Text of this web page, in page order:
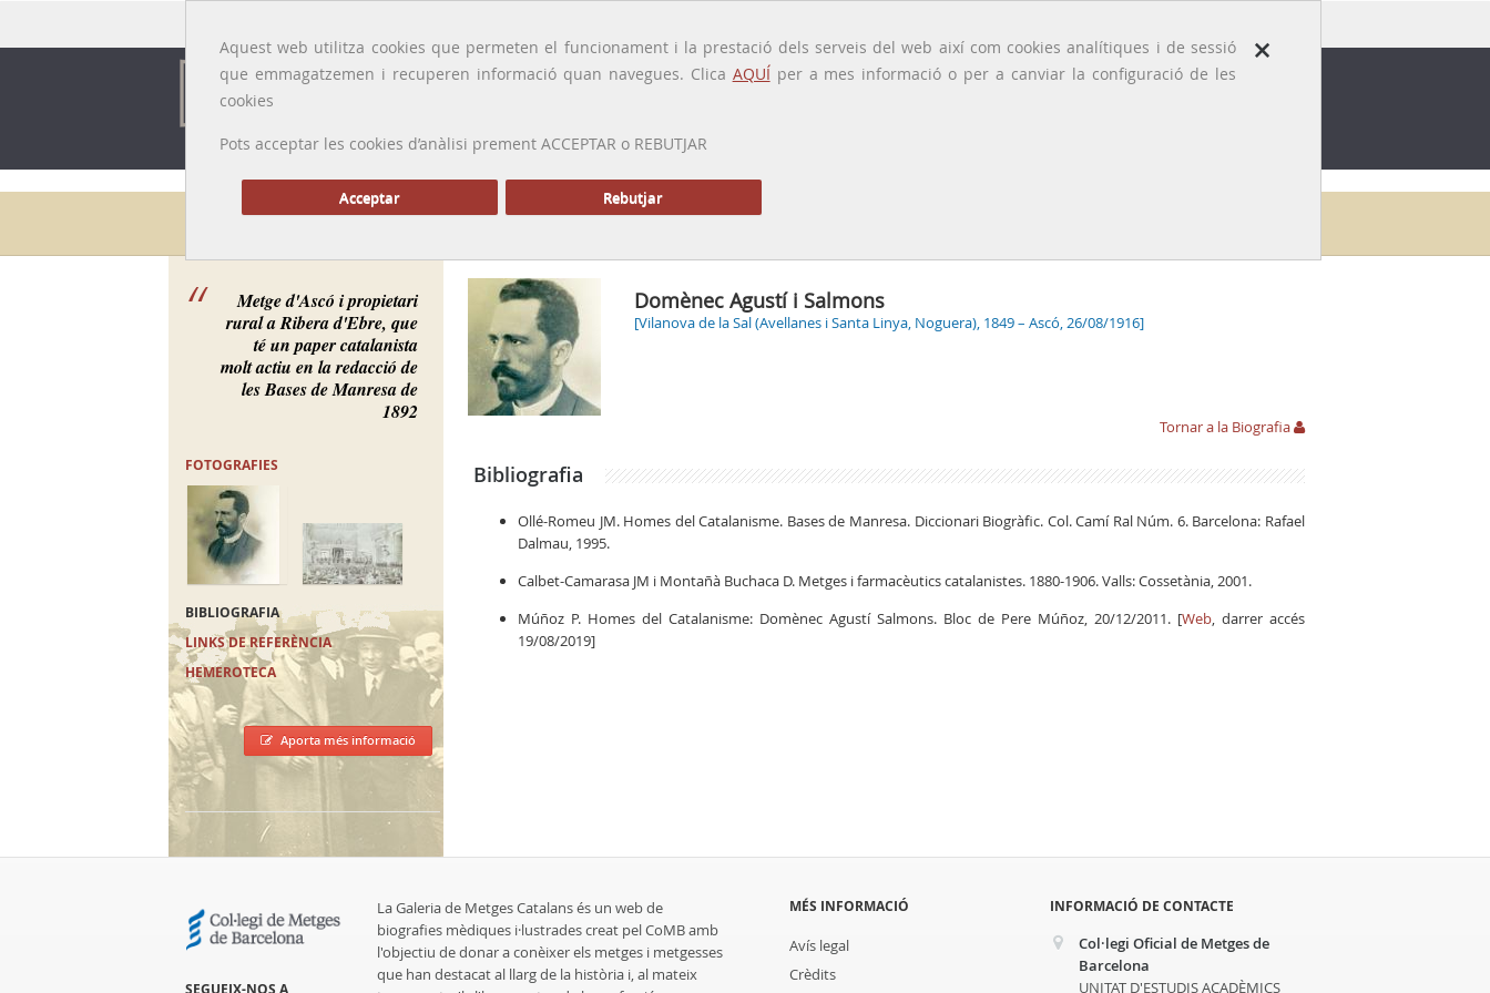
×
Aquest web utilitza cookies que permeten el funcionament i la prestació dels serveis del web així com cookies analítiques i de sessió
que emmagatzemen i recuperen informació quan navegues. Clica AQUÍper a mes informació o per a canviar la configuració de les
cookies
Pots acceptar les cookies d’anàlisi prement ACCEPTAR o REBUTJAR
Acceptar Rebutjar
PRESENTACIÓ GALERIA
Galeria de metges
Metge d'Ascó i propietari
rural a Ribera d'Ebre, que
té un paper catalanista
molt actiu en la redacció de
les Bases de Manresa de
1892
FOTOGRAFIES
BIBLIOGRAFIA
LINKS DE REFERÈNCIA
HEMEROTECA
Aporta més informació
Domènec Agustí i Salmons
[Vilanova de la Sal (Avellanes i Santa Linya, Noguera), 1849 – Ascó, 26/08/1916]
Tornar a la Biografia
Bibliografia
Ollé-Romeu JM. Homes del Catalanisme. Bases de Manresa. Diccionari Biogràfic. Col. Camí Ral Núm. 6. Barcelona: Rafael
Dalmau, 1995.
Calbet-Camarasa JM i Montañà Buchaca D. Metges i farmacèutics catalanistes. 1880-1906. Valls: Cossetània, 2001.
Múñoz P. Homes del Catalanisme: Domènec Agustí Salmons. Bloc de Pere Múñoz, 20/12/2011. [Web, darrer accés
19/08/2019]
SEGUEIX-NOS A
La Galeria de Metges Catalans és un web de
biografies mèdiques i·lustrades creat pel CoMB amb
l'objectiu de donar a conèixer els metges i metgesses
que han destacat al llarg de la història i, al mateix
MÉS INFORMACIÓ
Avís legal
Crèdits
INFORMACIÓ DE CONTACTE
Col·legi Oficial de Metges de
Barcelona
UNITAT D'ESTUDIS ACADÈMICS